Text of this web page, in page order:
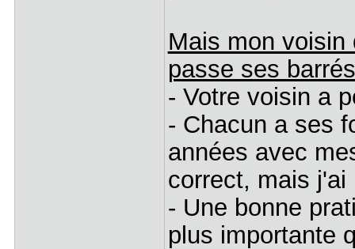
Mais mon
passe ses
- Votre voisin a
- Chacun a ses
années avec
correct, mais j'ai
- Une bonne
plus importante